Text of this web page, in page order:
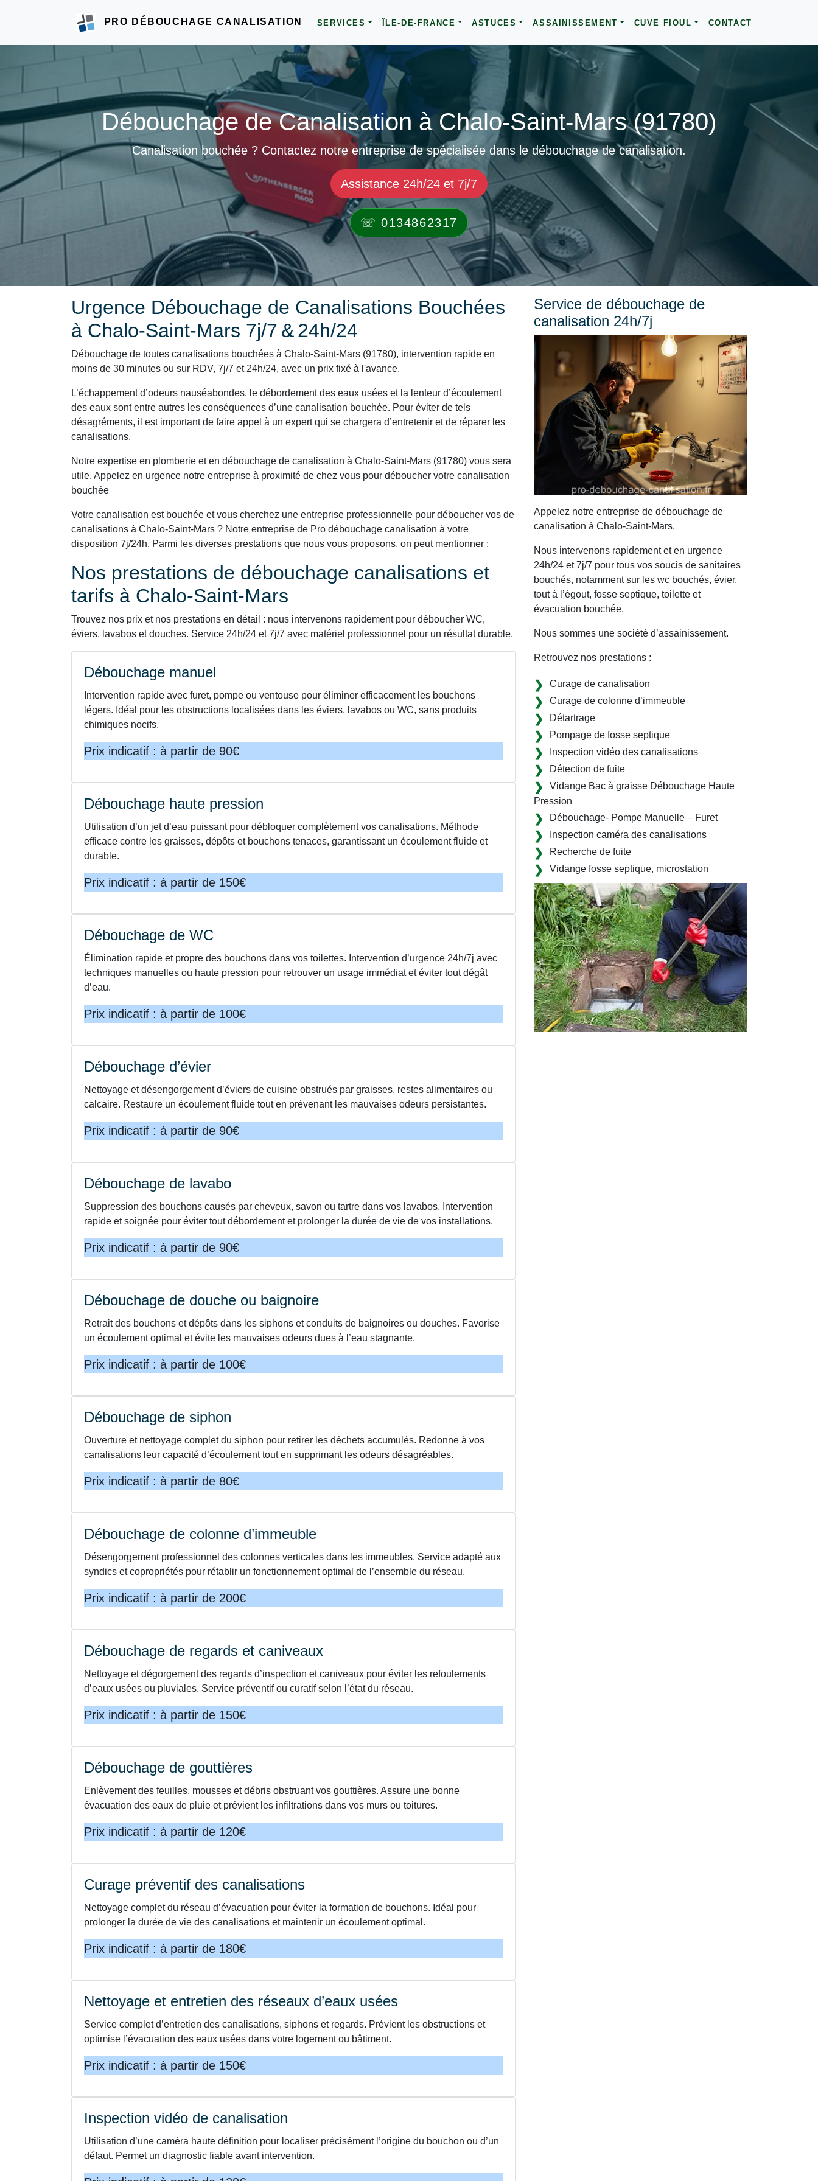
PRO DÉBOUCHAGE CANALISATION SERVICES ÎLE-DE-FRANCE ASTUCES ASSAINISSEMENT CUVE FIOUL CONTACT
Débouchage de Canalisation à Chalo-Saint-Mars (91780)
Canalisation bouchée ? Contactez notre entreprise de spécialisée dans le débouchage de canalisation.
Assistance 24h/24 et 7j/7
☏ 0134862317
Urgence Débouchage de Canalisations Bouchées
à Chalo-Saint-Mars 7j/7 & 24h/24
Débouchage de toutes canalisations bouchées à Chalo-Saint-Mars (91780), intervention rapide en
moins de 30 minutes ou sur RDV, 7j/7 et 24h/24, avec un prix fixé à l'avance.
L’échappement d’odeurs nauséabondes, le débordement des eaux usées et la lenteur d’écoulement
des eaux sont entre autres les conséquences d’une canalisation bouchée. Pour éviter de tels
désagréments, il est important de faire appel à un expert qui se chargera d’entretenir et de réparer les
canalisations.
Notre expertise en plomberie et en débouchage de canalisation à Chalo-Saint-Mars (91780) vous sera
utile. Appelez en urgence notre entreprise à proximité de chez vous pour déboucher votre canalisation
bouchée
Votre canalisation est bouchée et vous cherchez une entreprise professionnelle pour déboucher vos de
canalisations à Chalo-Saint-Mars ? Notre entreprise de Pro débouchage canalisation à votre
disposition 7j/24h. Parmi les diverses prestations que nous vous proposons, on peut mentionner :
Nos prestations de débouchage canalisations et
tarifs à Chalo-Saint-Mars
Trouvez nos prix et nos prestations en détail : nous intervenons rapidement pour déboucher WC,
éviers, lavabos et douches. Service 24h/24 et 7j/7 avec matériel professionnel pour un résultat durable.
Débouchage manuel
Intervention rapide avec furet, pompe ou ventouse pour éliminer efficacement les bouchons
légers. Idéal pour les obstructions localisées dans les éviers, lavabos ou WC, sans produits
chimiques nocifs.
Prix indicatif : à partir de 90€
Débouchage haute pression
Utilisation d’un jet d’eau puissant pour débloquer complètement vos canalisations. Méthode
efficace contre les graisses, dépôts et bouchons tenaces, garantissant un écoulement fluide et
durable.
Prix indicatif : à partir de 150€
Débouchage de WC
Élimination rapide et propre des bouchons dans vos toilettes. Intervention d’urgence 24h/7j avec
techniques manuelles ou haute pression pour retrouver un usage immédiat et éviter tout dégât
d’eau.
Prix indicatif : à partir de 100€
Débouchage d’évier
Nettoyage et désengorgement d’éviers de cuisine obstrués par graisses, restes alimentaires ou
calcaire. Restaure un écoulement fluide tout en prévenant les mauvaises odeurs persistantes.
Prix indicatif : à partir de 90€
Débouchage de lavabo
Suppression des bouchons causés par cheveux, savon ou tartre dans vos lavabos. Intervention
rapide et soignée pour éviter tout débordement et prolonger la durée de vie de vos installations.
Prix indicatif : à partir de 90€
Débouchage de douche ou baignoire
Retrait des bouchons et dépôts dans les siphons et conduits de baignoires ou douches. Favorise
un écoulement optimal et évite les mauvaises odeurs dues à l’eau stagnante.
Prix indicatif : à partir de 100€
Débouchage de siphon
Ouverture et nettoyage complet du siphon pour retirer les déchets accumulés. Redonne à vos
canalisations leur capacité d’écoulement tout en supprimant les odeurs désagréables.
Prix indicatif : à partir de 80€
Débouchage de colonne d’immeuble
Désengorgement professionnel des colonnes verticales dans les immeubles. Service adapté aux
syndics et copropriétés pour rétablir un fonctionnement optimal de l’ensemble du réseau.
Prix indicatif : à partir de 200€
Débouchage de regards et caniveaux
Nettoyage et dégorgement des regards d’inspection et caniveaux pour éviter les refoulements
d’eaux usées ou pluviales. Service préventif ou curatif selon l’état du réseau.
Prix indicatif : à partir de 150€
Débouchage de gouttières
Enlèvement des feuilles, mousses et débris obstruant vos gouttières. Assure une bonne
évacuation des eaux de pluie et prévient les infiltrations dans vos murs ou toitures.
Prix indicatif : à partir de 120€
Curage préventif des canalisations
Nettoyage complet du réseau d’évacuation pour éviter la formation de bouchons. Idéal pour
prolonger la durée de vie des canalisations et maintenir un écoulement optimal.
Prix indicatif : à partir de 180€
Nettoyage et entretien des réseaux d’eaux usées
Service complet d’entretien des canalisations, siphons et regards. Prévient les obstructions et
optimise l’évacuation des eaux usées dans votre logement ou bâtiment.
Prix indicatif : à partir de 150€
Inspection vidéo de canalisation
Utilisation d’une caméra haute définition pour localiser précisément l’origine du bouchon ou d’un
défaut. Permet un diagnostic fiable avant intervention.
Service de débouchage de
canalisation 24h/7j
Appelez notre entreprise de débouchage de
canalisation à Chalo-Saint-Mars.
Nous intervenons rapidement et en urgence
24h/24 et 7j/7 pour tous vos soucis de sanitaires
bouchés, notamment sur les wc bouchés, évier,
tout à l’égout, fosse septique, toilette et
évacuation bouchée.
Nous sommes une société d’assainissement.
Retrouvez nos prestations :
Curage de canalisation
Curage de colonne d’immeuble
Détartrage
Pompage de fosse septique
Inspection vidéo des canalisations
Détection de fuite
Vidange Bac à graisse Débouchage Haute
Pression
Débouchage- Pompe Manuelle – Furet
Inspection caméra des canalisations
Recherche de fuite
Vidange fosse septique, microstation